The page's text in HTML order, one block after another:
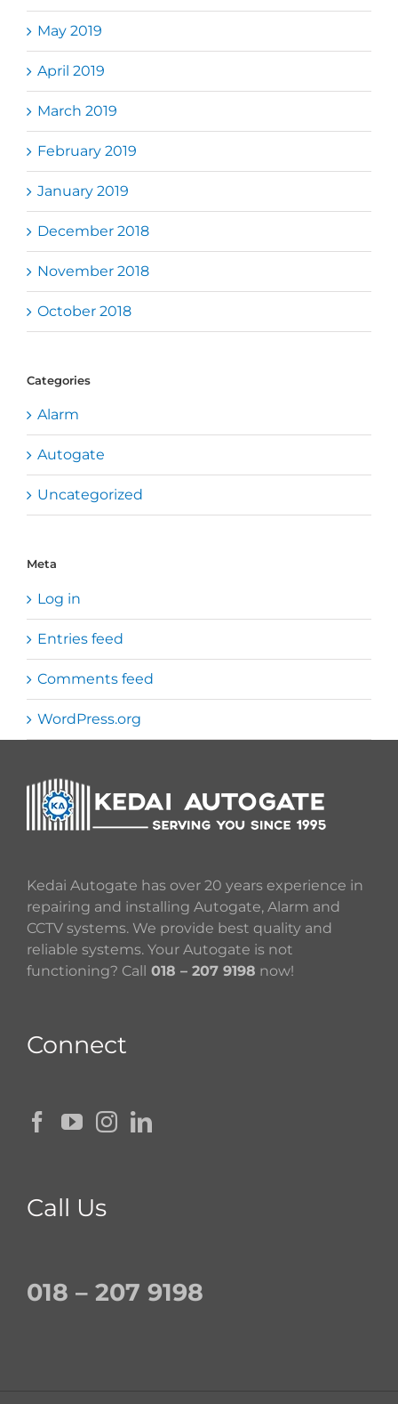
May 2019
April 2019
March 2019
February 2019
January 2019
December 2018
November 2018
October 2018
Categories
Alarm
Autogate
Uncategorized
Meta
Log in
Entries feed
Comments feed
WordPress.org
Kedai Autogate has over 20 years experience in
repairing and installing Autogate, Alarm and
CCTV systems. We provide best quality and
reliable systems. Your Autogate is not
functioning? Call 018 – 207 9198 now!
Connect
Call Us
018 – 207 9198